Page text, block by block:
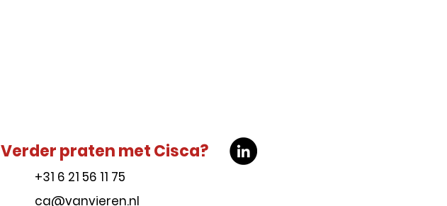
Verder praten met Cisca?
+31 6 21 56 11 75
ca@vanvieren.nl